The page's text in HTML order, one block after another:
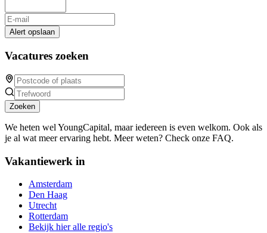
Alert opslaan
Vacatures zoeken
Zoeken
We heten wel YoungCapital, maar iedereen is even welkom. Ook als
je al wat meer ervaring hebt. Meer weten? Check onze FAQ.
Vakantiewerk in
Amsterdam
Den Haag
Utrecht
Rotterdam
Bekijk hier alle regio's